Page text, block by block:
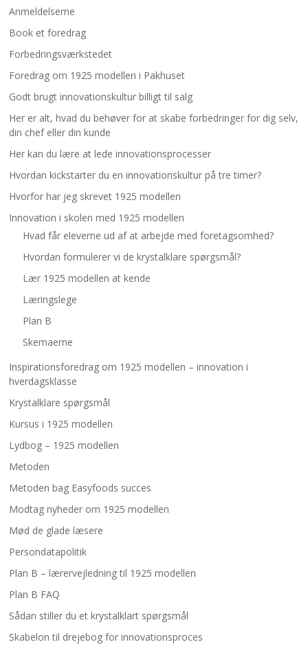
Anmeldelserne
Book et foredrag
Forbedringsværkstedet
Foredrag om 1925 modellen i Pakhuset
Godt brugt innovationskultur billigt til salg
Her er alt, hvad du behøver for at skabe forbedringer for dig selv,
din chef eller din kunde
Her kan du lære at lede innovationsprocesser
Hvordan kickstarter du en innovationskultur på tre timer?
Hvorfor har jeg skrevet 1925 modellen
Innovation i skolen med 1925 modellen
Hvad får eleverne ud af at arbejde med foretagsomhed?
Hvordan formulerer vi de krystalklare spørgsmål?
Lær 1925 modellen at kende
Læringslege
Plan B
Skemaerne
Inspirationsforedrag om 1925 modellen – innovation i
hverdagsklasse
Krystalklare spørgsmål
Kursus i 1925 modellen
Lydbog – 1925 modellen
Metoden
Metoden bag Easyfoods succes
Modtag nyheder om 1925 modellen
Mød de glade læsere
Persondatapolitik
Plan B – lærervejledning til 1925 modellen
Plan B FAQ
Sådan stiller du et krystalklart spørgsmål
Skabelon til drejebog for innovationsproces